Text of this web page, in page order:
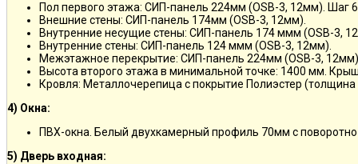
Пол первого этажа: СИП-панель 224мм (OSB-3, 12мм). Шаг
Внешние стены: СИП-панель 174мм (OSB-3, 12мм).
Внутренние несущие стены: СИП-панель 174 ммм (OSB-3,
Внутренние стены: СИП-панель 124 ммм (OSB-3, 12мм).
Межэтажное перекрытие: СИП-панель 224мм (OSB-3,
Высота второго этажа в минимальной точке: 1400 мм.
Кровля: Металлочерепица с покрытие Полиэстер
4) Окна:
ПВХ-окна. Белый двухкамерный профиль 70мм с
5) Дверь входная: